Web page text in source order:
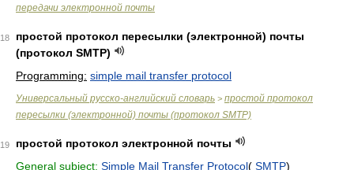
передачи электронной почты
18
простой протокол пересылки (электронной) почты
(протокол SMTP)
Programming: simple mail transfer protocol
Универсальный русско-английский словарь > простой протокол
пересылки (электронной) почты (протокол SMTP)
19
простой протокол электронной почты
General subject: Simple Mail Transfer Protocol( SMTP)